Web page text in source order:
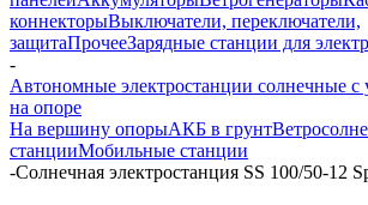
коннекторыВыключатели, переключатели,
защитаПрочееЗарядные станции для
-
Автономные электростанции солнечные с
на опоре
На вершину опорыАКБ в грунт
станцииМобильные станции
-Солнечная электростанция SS 100/50-12